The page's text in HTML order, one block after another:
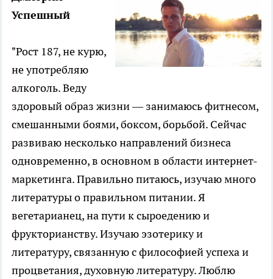
Успешный
"Рост 187, не курю,
не употребляю
алкоголь. Веду
здоровый образ жизни — занимаюсь фитнесом,
смешанными боями, боксом, борьбой. Сейчас
развиваю несколько направлений бизнеса
одновременно, в основном в области интернет-
маркетинга. Правильно питаюсь, изучаю много
литературы о правильном питании. Я
вегетарианец, на пути к сыроедению и
фрукторианству. Изучаю эзотерику и
литературу, связанную с философией успеха и
процветания, духовную литературу. Люблю